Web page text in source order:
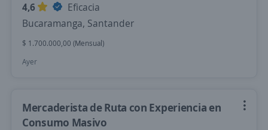
4,6
Eficacia
Bucaramanga, Santander
$ 1.700.000,00 (Mensual)
Ayer
Mercaderista de Ruta con Experiencia en
Consumo Masivo